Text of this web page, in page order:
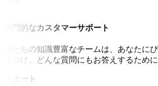
専門的なカスタマーサポート
私たちの知識豊富なチームは、あなたに
見つけ、どんな質問にもお答えするため
サポート